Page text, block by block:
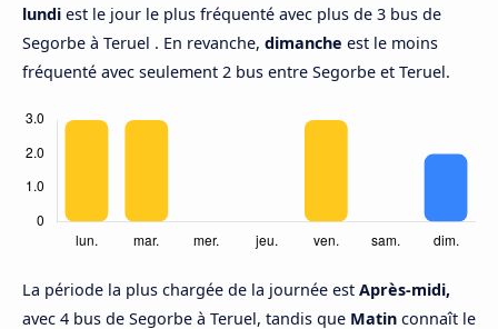
lundi est le jour le plus fréquenté avec plus de 3 bus de
Segorbe à Teruel . En revanche, dimanche est le moins
fréquenté avec seulement 2 bus entre Segorbe et Teruel.
La période la plus chargée de la journée est Après-midi,
avec 4 bus de Segorbe à Teruel, tandis que Matin connaît le